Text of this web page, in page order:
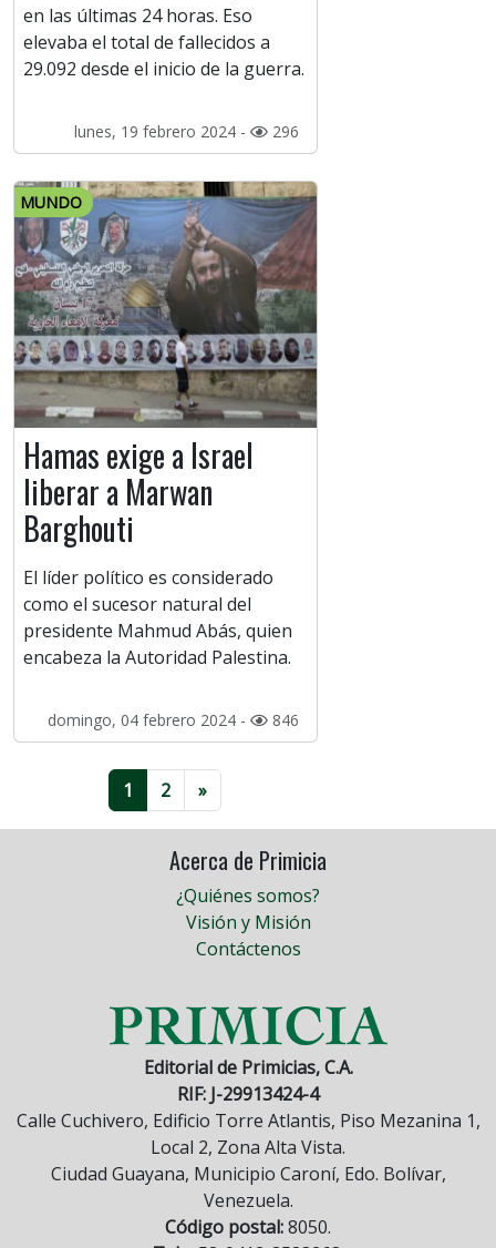
en las últimas 24 horas. Eso
elevaba el total de fallecidos a
29.092 desde el inicio de la guerra.
lunes, 19 febrero 2024 - 296
MUNDO
Hamas exige a Israel
liberar a Marwan
Barghouti
El líder político es considerado
como el sucesor natural del
presidente Mahmud Abás, quien
encabeza la Autoridad Palestina.
domingo, 04 febrero 2024 - 846
1 2 »
Acerca de Primicia
¿Quiénes somos?
Visión y Misión
Contáctenos
Editorial de Primicias, C.A.
RIF: J-29913424-4
Calle Cuchivero, Edificio Torre Atlantis, Piso Mezanina 1,
Local 2, Zona Alta Vista.
Ciudad Guayana, Municipio Caroní, Edo. Bolívar,
Venezuela.
Código postal:8050.